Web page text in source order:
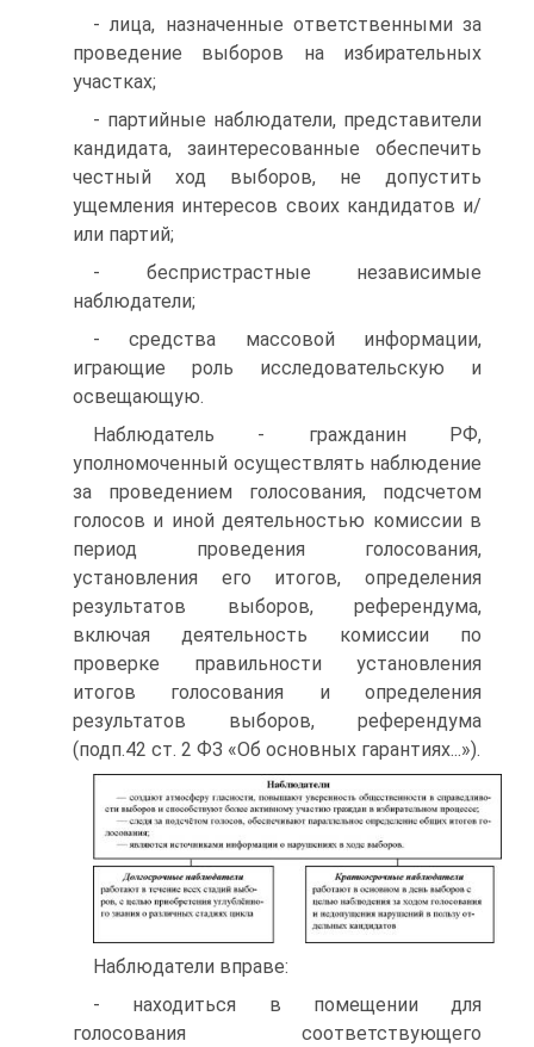
- лица, назначенные ответственными за
проведение выборов на избирательных
участках;
- партийные наблюдатели, представители
кандидата, заинтересованные обеспечить
честный ход выборов, не допустить
ущемления интересов своих кандидатов и/
или партий;
- беспристрастные независимые
наблюдатели;
- средства массовой информации,
играющие роль исследовательскую и
освещающую.
Наблюдатель - гражданин РФ,
уполномоченный осуществлять наблюдение
за проведением голосования, подсчетом
голосов и иной деятельностью комиссии в
период проведения голосования,
установления его итогов, определения
результатов выборов, референдума,
включая деятельность комиссии по
проверке правильности установления
итогов голосования и определения
результатов выборов, референдума
(подп.42 ст. 2 ФЗ «Об основных гарантиях...»).
Наблюдатели вправе:
- находиться в помещении для
голосования соответствующего